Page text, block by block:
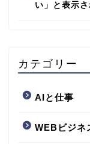
い」と表示
カテゴリー
AIと仕事
WEBビジネ